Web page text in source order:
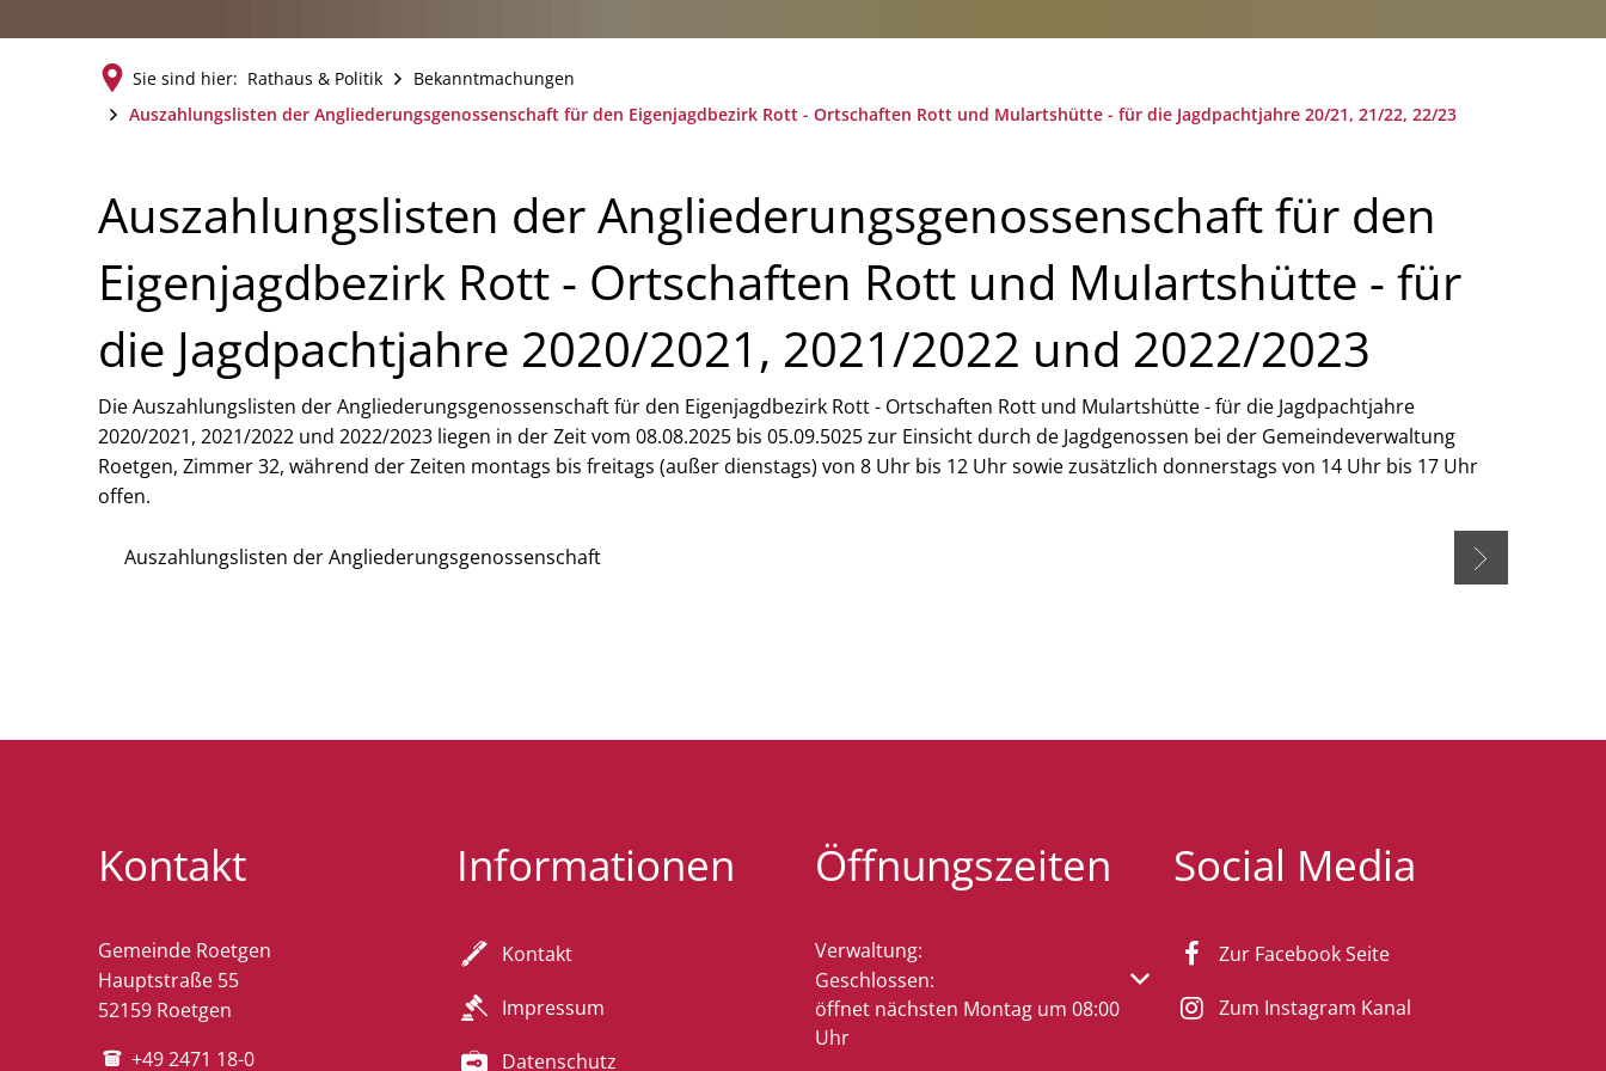
Sie sind hier: Rathaus & Politik
Bekanntmachungen
Auszahlungslisten der Angliederungsgenossenschaft für den Eigenjagdbezirk Rott - Ortschaften Rott und Mulartshütte - für die Jagdpachtjahre 20/21, 21/22, 22/23
Auszahlungslisten
Angliederungsgenossenschaft
Rott
Ortschaften
Rott
Auszahlungslisten der Angliederungsgenossenschaft für den
Eigenjagdbezirk Rott - Ortschaften Rott und Mulartshütte - für
die Jagdpachtjahre 2020/2021, 2021/2022 und 2022/2023
Die Auszahlungslisten der Angliederungsgenossenschaft für den Eigenjagdbezirk Rott - Ortschaften Rott und Mulartshütte - für die Jagdpachtjahre
2020/2021, 2021/2022 und 2022/2023 liegen in der Zeit vom 08.08.2025 bis 05.09.5025 zur Einsicht durch de Jagdgenossen bei der Gemeindeverwaltung
Roetgen, Zimmer 32, während der Zeiten montags bis freitags (außer dienstags) von 8 Uhr bis 12 Uhr sowie zusätzlich donnerstags von 14 Uhr bis 17 Uhr
offen.
Auszahlungslisten der Angliederungsgenossenschaft
Kontakt
Gemeinde Roetgen
Hauptstraße 55
52159 Roetgen
+49 2471 18-0
Informationen
Kontakt
Impressum
Datenschutz
Öffnungszeiten
Verwaltung:
Klicken, um weitere Öffnungs- oder Schließzeiten auszublenden
Geschlossen:
öffnet nächsten Montag um 08:00
Uhr
Social Media
Zur Facebook Seite
Zum Instagram Kanal